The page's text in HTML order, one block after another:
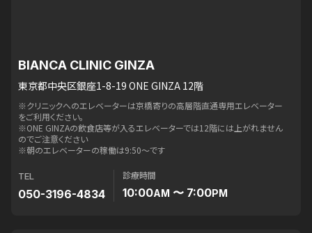
BIANCA CLINIC GINZA
東京都中央区銀座1-8-19 ONE GINZA 12階
※クリニックへのエレベーターは京橋寄りの高層階直通専用エレベーター
をご利用ください。
※ONE GINZAの飲食店等が入るエレベーターでは12階には上がれません
のでご注意ください
※朝のエレベーターの稼働は9:50〜です
TEL
050-3196-4834
診療時間
10:00AM 〜 7:00PM